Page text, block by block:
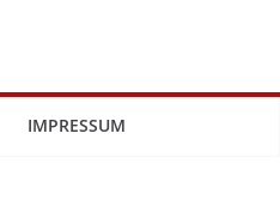
IMPRESSUM